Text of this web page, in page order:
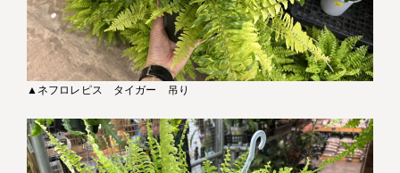
▲ネフロレピス タイガー 吊り